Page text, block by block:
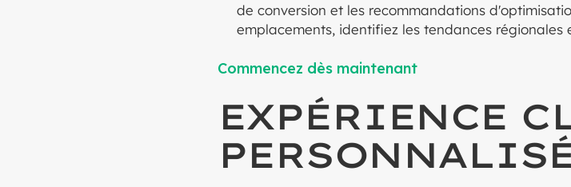
de conversion et les recommandations
emplacements, identifiez les tendances régionales
Commencez dès maintenant
EXPÉRIENCE